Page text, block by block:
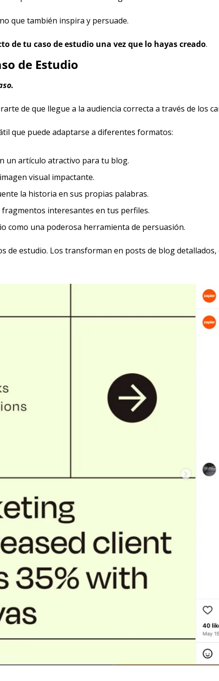
que también inspira y persuade.
de tu caso de estudio una vez que lo hayas creado.
de Estudio
de que llegue a la audiencia correcta a través de los
que puede adaptarse a diferentes formatos:
un artículo atractivo para tu blog.
visual impactante.
la historia en sus propias palabras.
interesantes en tus perfiles.
como una poderosa herramienta de persuasión.
de estudio. Los transforman en posts de blog